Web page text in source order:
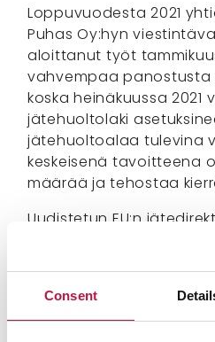
Consent
Loppuvuodesta 2021
Puhas Oy:hyn
aloittanut työt
vahvempaa
koska heinäkuussa 2021
jätehuoltolaki
jätehuoltoalaa tulevina
keskeisenä tavoitteena
määrää ja tehostaa
Uudistetun EU:n
yhdyskuntajätteestä
prosenttia vuonna
voidaan saavuttaa, on
erilliskeräystä lisättävä,